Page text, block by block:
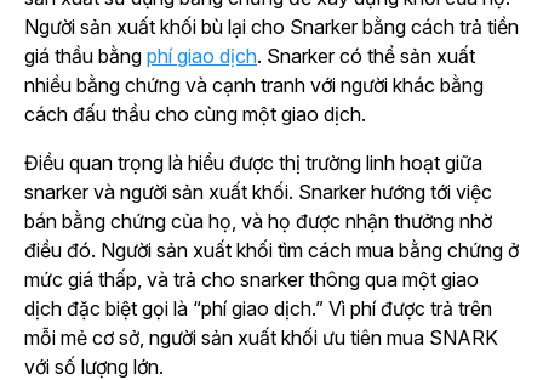
Người sản xuất khối bù lại cho Snarker bằng cách trả tiền
giá thầu bằng phí giao dịch. Snarker có thể sản xuất
nhiều bằng chứng và cạnh tranh với người khác bằng
cách đấu thầu cho cùng một giao dịch.
Điều quan trọng là hiểu được thị trường linh hoạt giữa
snarker và người sản xuất khối. Snarker hướng tới việc
bán bằng chứng của họ, và họ được nhận thưởng nhờ
điều đó. Người sản xuất khối tìm cách mua bằng chứng ở
mức giá thấp, và trả cho snarker thông qua một giao
dịch đặc biệt gọi là “phí giao dịch.” Vì phí được trả trên
mỗi mẻ cơ sở, người sản xuất khối ưu tiên mua SNARK
với số lượng lớn.